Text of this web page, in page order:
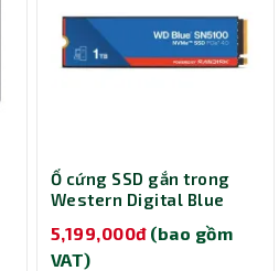
Ổ cứng SSD gắn trong
Western Digital Blue
1TB WDS100T5B0E
5,199,000đ (bao gồm
VAT)